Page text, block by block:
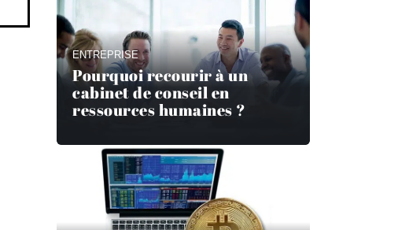
ENTREPRISE
Pourquoi recourir à un
cabinet de conseil en
ressources humaines ?